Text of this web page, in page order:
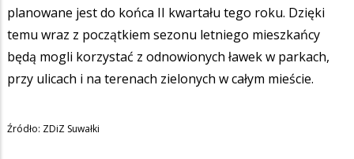
planowane jest do końca II kwartału tego roku. Dzięki
temu wraz z początkiem sezonu letniego mieszkańcy
będą mogli korzystać z odnowionych ławek w parkach,
przy ulicach i na terenach zielonych w całym mieście.
Źródło: ZDiZ Suwałki